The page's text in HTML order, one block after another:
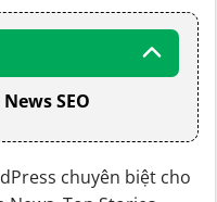
SEO
chuyên biệt cho